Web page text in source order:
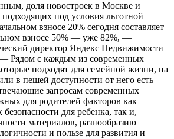
доля новостроек в Москве и
под условия льготной
взносе 20% сегодня составляет
взносе 50% — уже 82%, —
директор Яндекс Недвижимости
Рядом с каждым из современных
подходят для семейной жизни, на
в пешей доступности от него есть
запросам современных
для родителей факторов как
для ребенка, так и,
материалов, разнообразию
и пользе для развития и